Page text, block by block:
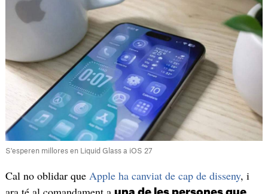
S'esperen millores en Liquid Glass a iOS 27
Cal no oblidar que Apple ha canviat de cap de disseny, i